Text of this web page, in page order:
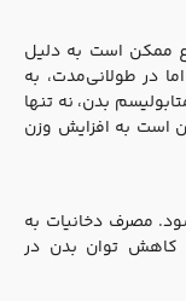
ممکن است به دلیل
در طولانی‌مدت، به
بدن، نه تنها
به افزایش وزن
مصرف دخانیات به
توان بدن در